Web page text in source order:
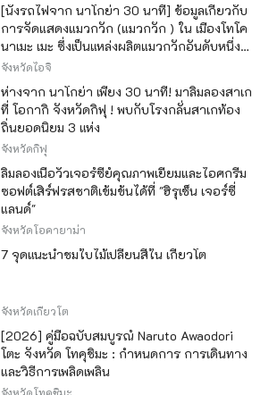
[นั่งรถไฟจาก นาโกย่า 30 นาที] ข้อมูลเกี่ยวกับ
การจัดแสดงแมวกวัก (แมวกวัก ) ใน เมืองโทโค
นาเมะ เมะ ซึ่งเป็นแหล่งผลิตแมวกวักอันดับหนึ่ง
ของญี่ปุ่น
จังหวัดไอจิ
ห่างจาก นาโกย่า เพียง 30 นาที! มาลิ้มลองสาเก
ที่ โอกากิ จังหวัดกิฟุ ! พบกับโรงกลั่นสาเกท้อง
ถิ่นยอดนิยม 3 แห่ง
จังหวัดกิฟุ
ลิ้มลองเนื้อวัวเจอร์ซีย์คุณภาพเยี่ยมและไอศกรีม
ซอฟต์เสิร์ฟรสชาติเข้มข้นได้ที่ "ฮิรุเซ็น เจอร์ซี่
แลนด์"
จังหวัดโอคายาม่า
7 จุดแนะนำชมใบไม้เปลี่ยนสีใน เกียวโต
จังหวัดเกียวโต
[2026] คู่มือฉบับสมบูรณ์ Naruto Awaodori
โตะ จังหวัด โทคุชิมะ : กำหนดการ การเดินทาง
และวิธีการเพลิดเพลิน